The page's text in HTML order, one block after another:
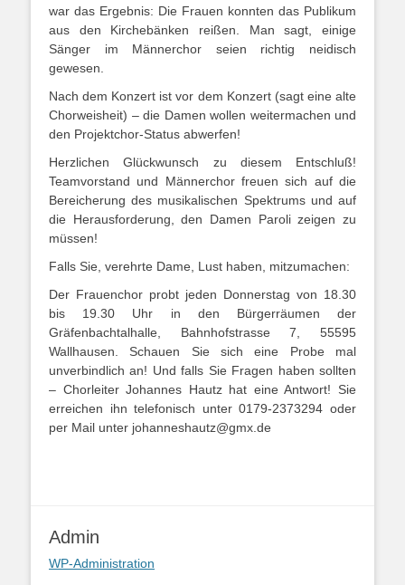
war das Ergebnis: Die Frauen konnten das Publikum
aus den Kirchebänken reißen. Man sagt, einige
Sänger im Männerchor seien richtig neidisch
gewesen.
Nach dem Konzert ist vor dem Konzert (sagt eine alte
Chorweisheit) – die Damen wollen weitermachen und
den Projektchor-Status abwerfen!
Herzlichen Glückwunsch zu diesem Entschluß!
Teamvorstand und Männerchor freuen sich auf die
Bereicherung des musikalischen Spektrums und auf
die Herausforderung, den Damen Paroli zeigen zu
müssen!
Falls Sie, verehrte Dame, Lust haben, mitzumachen:
Der Frauenchor probt jeden Donnerstag von 18.30
bis 19.30 Uhr in den Bürgerräumen der
Gräfenbachtalhalle, Bahnhofstrasse 7, 55595
Wallhausen. Schauen Sie sich eine Probe mal
unverbindlich an! Und falls Sie Fragen haben sollten
– Chorleiter Johannes Hautz hat eine Antwort! Sie
erreichen ihn telefonisch unter 0179-2373294 oder
per Mail unter johanneshautz@gmx.de
Admin
WP-Administration